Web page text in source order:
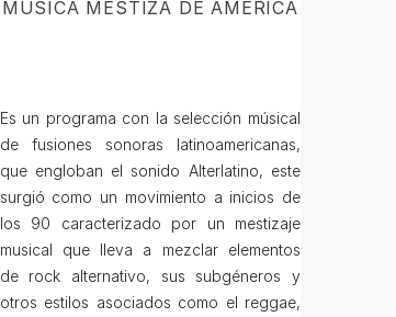
MÚSICA MESTIZA DE AMÉRICA
Es un programa con la selección músical
de fusiones sonoras latinoamericanas,
que engloban el sonido Alterlatino, este
surgió como un movimiento a inicios de
los 90 caracterizado por un mestizaje
musical que lleva a mezclar elementos
de rock alternativo, sus subgéneros y
otros estilos asociados como el reggae,